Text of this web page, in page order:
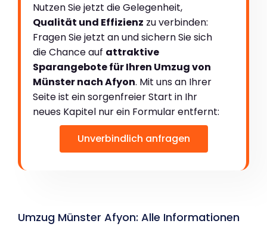
Nutzen Sie jetzt die Gelegenheit,
Qualität und Effizienz zu verbinden:
Fragen Sie jetzt an und sichern Sie sich
die Chance auf attraktive
Sparangebote für Ihren Umzug von
Münster nach Afyon. Mit uns an Ihrer
Seite ist ein sorgenfreier Start in Ihr
neues Kapitel nur ein Formular entfernt:
Unverbindlich anfragen
Umzug Münster Afyon: Alle Informationen